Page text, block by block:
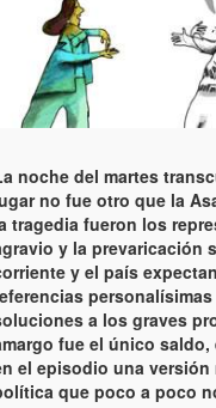
noche del martes
no fue otro que la
tragedia fueron los
y la prevaricación
y el país
a los graves
fue el único
el episodio una
que poco a poco